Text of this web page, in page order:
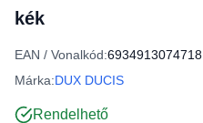
kék
EAN / Vonalkód:6934913074718
Márka:DUX DUCIS
Rendelhető